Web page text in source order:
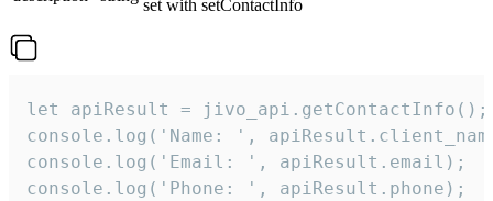
set with setContactInfo
let apiResult = jivo_api.getContactInfo();
console.log('Name: ',
console.log('Email: ', apiResult.email);
console.log('Phone: ', apiResult.phone);